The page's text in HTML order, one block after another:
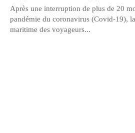
Après une interruption de plus de 20
pandémie du coronavirus (Covid-19),
maritime des voyageurs...